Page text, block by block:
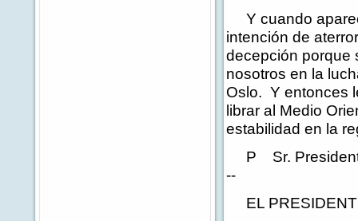
Y cuando
intención de
decepción porque
nosotros en la
Oslo. Y entonces
librar al Medio
estabilidad en la
P Sr.
--
EL